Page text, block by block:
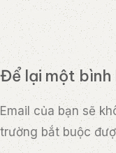
Để lại một bình
Email của bạn sẽ
trường bắt buộc